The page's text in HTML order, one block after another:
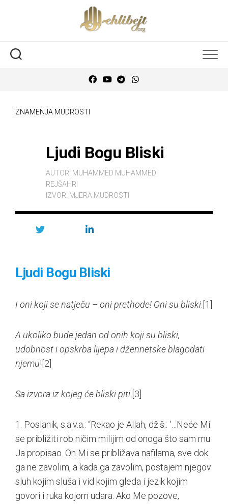
ZNAMENJA MUDROSTI
Ljudi Bogu Bliski
AUTOR: MUHAMMED MUHAMMEDI
REJŠAHRI
IZVOR: MJERA MUDROSTI
Ljudi Bogu Bliski
I oni koji se natječu – oni prethode! Oni su bliski [1]
A ukoliko bude jedan od onih koji su bliski,
udobnost i opskrba lijepa i džennetske blagodati
njemu! [2]
Sa izvora iz kojeg će bliski piti [3]
1. Poslanik, s.a.v.a.: “Rekao je Allah, dž.š.: ‘…Neće Mi
se približiti rob ničim milijim od onoga što sam mu
Ja propisao. On Mi se približava nafilama, sve dok
ga ne zavolim, a kada ga zavolim, postajem njegov
sluh kojim sluša i vid kojim gleda i jezik kojim
govori i ruka kojom udara. Ako Me pozove,